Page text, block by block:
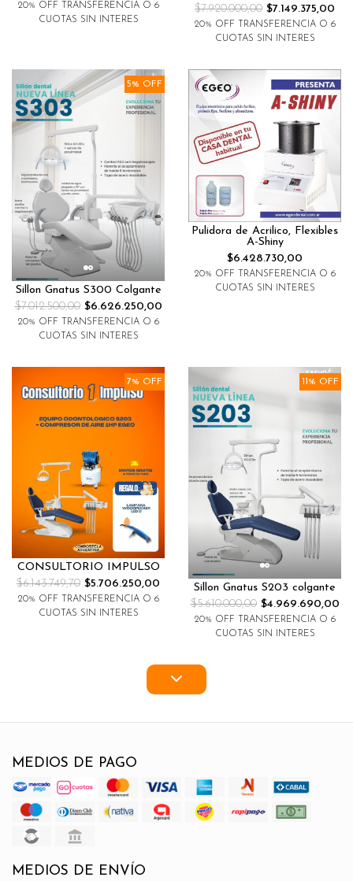
20% OFF TRANSFERENCIA O 6
CUOTAS SIN INTERES
$7.920.000,00 $7.149.375,00
20% OFF TRANSFERENCIA O 6
CUOTAS SIN INTERES
5% OFF
Sillon Gnatus S300 Colgante
$7.012.500,00$6.626.250,00
20% OFF TRANSFERENCIA O 6
CUOTAS SIN INTERES
Pulidora de Acrilico, Flexibles
A-Shiny
$6.428.730,00
20% OFF TRANSFERENCIA O 6
CUOTAS SIN INTERES
7% OFF
CONSULTORIO IMPULSO
$6.143.749,70 $5.706.250,00
20% OFF TRANSFERENCIA O 6
CUOTAS SIN INTERES
11% OFF
Sillon Gnatus S203 colgante
$5.610.000,00$4.969.690,00
20% OFF TRANSFERENCIA O 6
CUOTAS SIN INTERES
MEDIOS DE PAGO
MEDIOS DE ENVÍO